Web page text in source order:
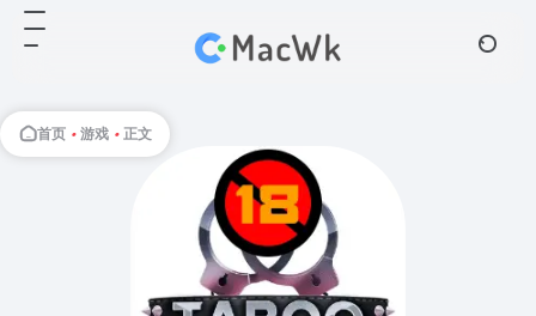
首页 • 游戏 • 正文